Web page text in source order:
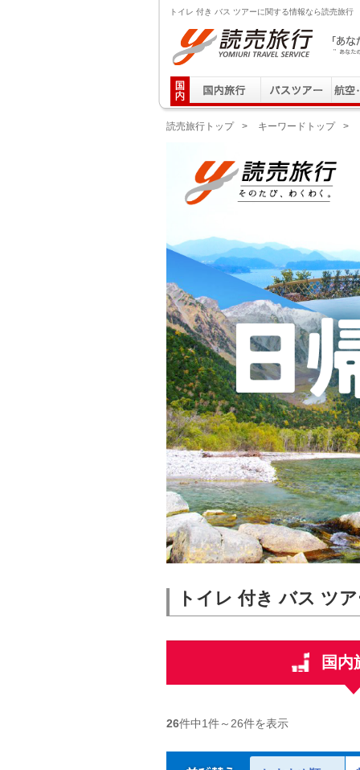
トイレ 付き バス ツアーに関する情報なら読売旅行
読売旅行 「あなたの街から」旅にでる｜
読売旅行トップ > キーワードトップ >
トイレ 付き バス ツ
国内
26件中1件～ 26件を表示